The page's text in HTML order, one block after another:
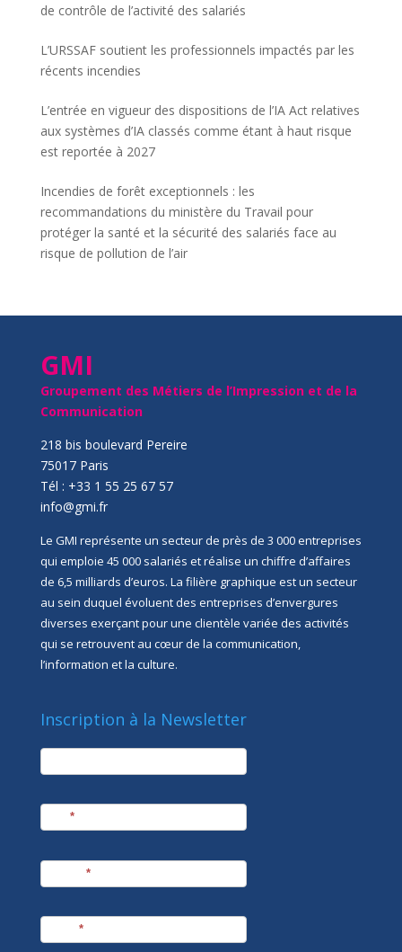
de contrôle de l’activité des salariés
L’URSSAF soutient les professionnels impactés par les
récents incendies
L’entrée en vigueur des dispositions de l’IA Act relatives
aux systèmes d’IA classés comme étant à haut risque
est reportée à 2027
Incendies de forêt exceptionnels : les
recommandations du ministère du Travail pour
protéger la santé et la sécurité des salariés face au
risque de pollution de l’air
GMI
Groupement des Métiers de l’Impression et de la
Communication
218 bis boulevard Pereire
75017 Paris
Tél : +33 1 55 25 67 57
info@gmi.fr
Le GMI représente un secteur de près de 3 000 entreprises
qui emploie 45 000 salariés et réalise un chiffre d’affaires
de 6,5 milliards d’euros. La filière graphique est un secteur
au sein duquel évoluent des entreprises d’envergures
diverses exerçant pour une clientèle variée des activités
qui se retrouvent au cœur de la communication,
l’information et la culture.
Inscription à la Newsletter
newsletter
*
*
*